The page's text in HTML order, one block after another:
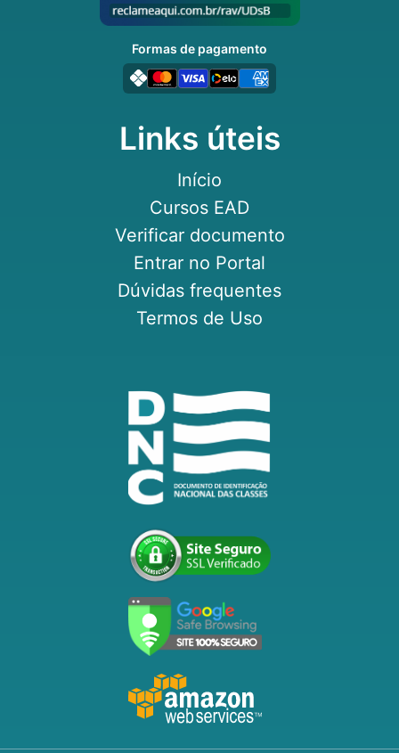
Links úteis
Início
Cursos EAD
Verificar documento
Entrar no Portal
Dúvidas frequentes
Termos de Uso
Formas de pagamento